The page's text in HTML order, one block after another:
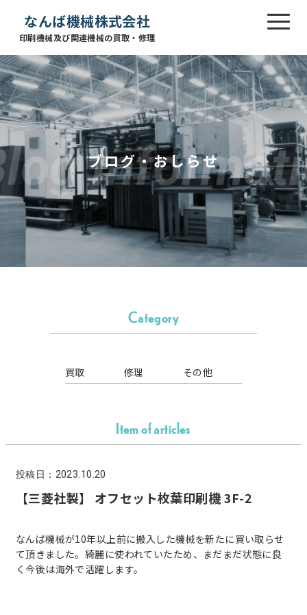
なんば機械株式会社
印刷機械及び関連機械の買取・修理
ブログ・おしらせ
Category
買取 修理 その他
Item of articles
投稿日：2023.10.20
【三菱社製】 オフセット枚葉印刷機 3F-2
なんば機械が10年以上前に搬入した機械を新たに買い取らせ
て頂きました。綺麗に使われていたため、まだまだ状態に良
く今後は海外で活躍します。